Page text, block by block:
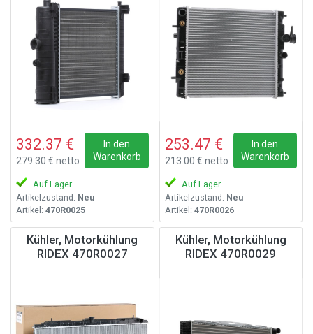
332.37 €
279.30 € netto
In den
Warenkorb
Auf Lager
Artikelzustand: Neu
Artikel: 470R0025
253.47 €
213.00 € netto
In den
Warenkorb
Auf Lager
Artikelzustand: Neu
Artikel: 470R0026
Kühler, Motorkühlung
RIDEX 470R0027
Kühler, Motorkühlung
RIDEX 470R0029